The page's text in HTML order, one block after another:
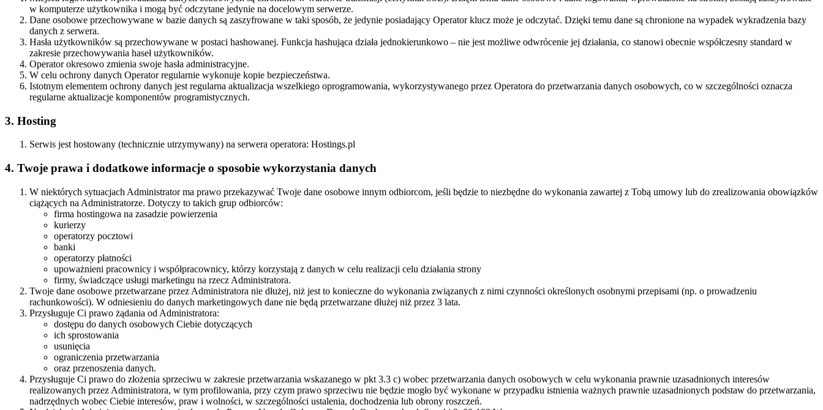
w komputerze użytkownika i mogą być odczytane jedynie na docelowym serwerze.
Dane osobowe przechowywane w bazie danych są zaszyfrowane w taki sposób, że jedynie posiadający Operator klucz może je odczytać. Dzięki temu dane są chronione na wypadek wykradzenia bazy
danych z serwera.
Hasła użytkowników są przechowywane w postaci hashowanej. Funkcja hashująca działa jednokierunkowo – nie jest możliwe odwrócenie jej działania, co stanowi obecnie współczesny standard w
zakresie przechowywania haseł użytkowników.
Operator okresowo zmienia swoje hasła administracyjne.
W celu ochrony danych Operator regularnie wykonuje kopie bezpieczeństwa.
Istotnym elementem ochrony danych jest regularna aktualizacja wszelkiego oprogramowania, wykorzystywanego przez Operatora do przetwarzania danych osobowych, co w szczególności oznacza
regularne aktualizacje komponentów programistycznych.
3. Hosting
Serwis jest hostowany (technicznie utrzymywany) na serwera operatora: Hostings.pl
4. Twoje prawa i dodatkowe informacje o sposobie wykorzystania danych
W niektórych sytuacjach Administrator ma prawo przekazywać Twoje dane osobowe innym odbiorcom, jeśli będzie to niezbędne do wykonania zawartej z Tobą umowy lub do zrealizowania obowiązków
ciążących na Administratorze. Dotyczy to takich grup odbiorców:
firma hostingowa na zasadzie powierzenia
kurierzy
operatorzy pocztowi
banki
operatorzy płatności
upoważnieni pracownicy i współpracownicy, którzy korzystają z danych w celu realizacji celu działania strony
firmy, świadczące usługi marketingu na rzecz Administratora.
Twoje dane osobowe przetwarzane przez Administratora nie dłużej, niż jest to konieczne do wykonania związanych z nimi czynności określonych osobnymi przepisami (np. o prowadzeniu
rachunkowości). W odniesieniu do danych marketingowych dane nie będą przetwarzane dłużej niż przez 3 lata.
Przysługuje Ci prawo żądania od Administratora:
dostępu do danych osobowych Ciebie dotyczących
ich sprostowania
usunięcia
ograniczenia przetwarzania
oraz przenoszenia danych.
Przysługuje Ci prawo do złożenia sprzeciwu w zakresie przetwarzania wskazanego w pkt 3.3 c) wobec przetwarzania danych osobowych w celu wykonania prawnie uzasadnionych interesów
realizowanych przez Administratora, w tym profilowania, przy czym prawo sprzeciwu nie będzie mogło być wykonane w przypadku istnienia ważnych prawnie uzasadnionych podstaw do przetwarzania,
nadrzędnych wobec Ciebie interesów, praw i wolności, w szczególności ustalenia, dochodzenia lub obrony roszczeń.